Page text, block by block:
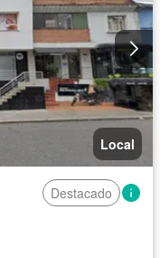
Local
Destacado